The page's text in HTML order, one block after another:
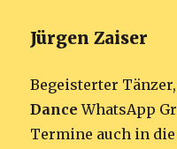
Jürgen Zaiser
Begeisterter
Dance WhatsApp
Termine auch in